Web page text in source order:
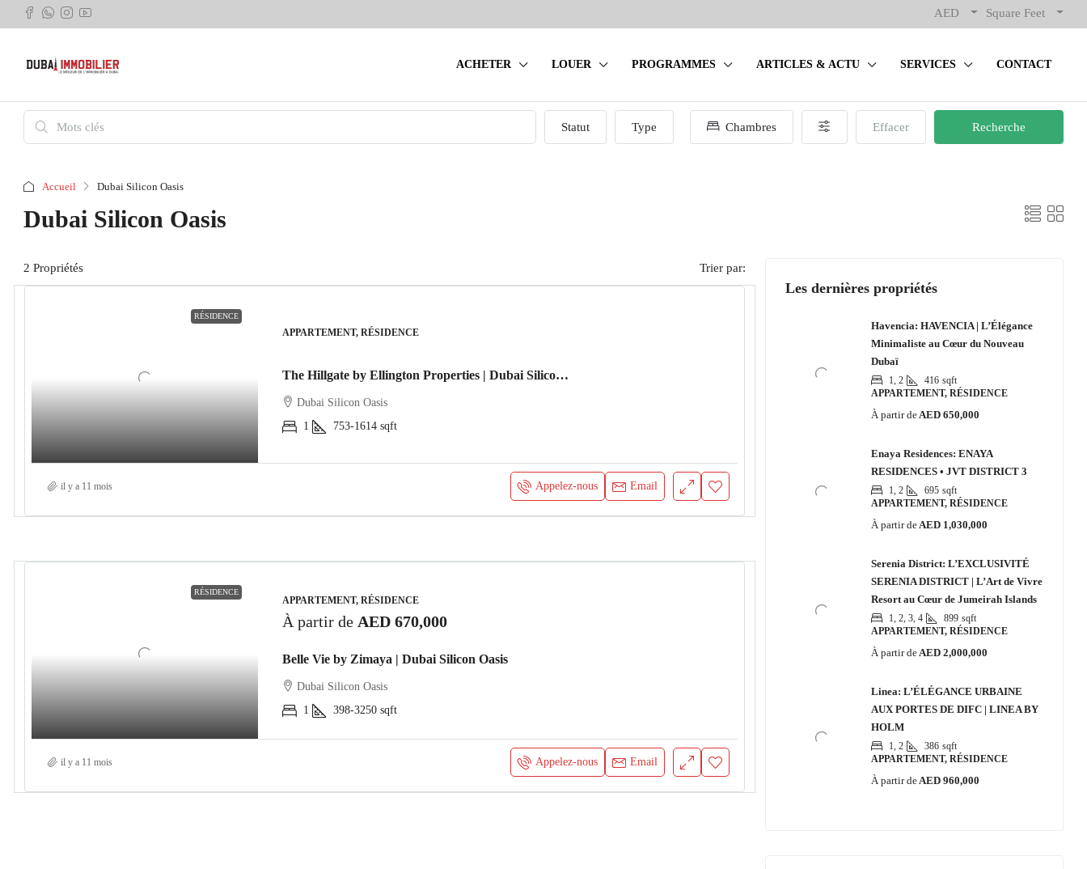
AED Square Feet
ACHETER LOUER PROGRAMMES ARTICLES & ACTU SERVICES CONTACT
Statut Type Chambres Effacer Recherche
Accueil Dubai Silicon Oasis
Dubai Silicon Oasis
2 Propriétés Trier par:
RÉSIDENCE
APPARTEMENT, RÉSIDENCE
The Hillgate by Ellington Properties | Dubai Silicon Oasis
Dubai Silicon Oasis
1
753-1614 sqft
il y a 11 mois Appelez-nous Email
RÉSIDENCE
APPARTEMENT, RÉSIDENCE
À partir de AED 670,000
Belle Vie by Zimaya | Dubai Silicon Oasis
Dubai Silicon Oasis
1
398-3250 sqft
il y a 11 mois Appelez-nous Email
Les dernières propriétés
Havencia: HAVENCIA | L’Élégance
Minimaliste au Cœur du Nouveau
Dubaï
1, 2 416 sqft
APPARTEMENT, RÉSIDENCE
À partir deAED 650,000
Enaya Residences: ENAYA
RESIDENCES • JVT DISTRICT 3
1, 2 695 sqft
APPARTEMENT, RÉSIDENCE
À partir deAED 1,030,000
Serenia District: L’EXCLUSIVITÉ
SERENIA DISTRICT | L’Art de Vivre
Resort au Cœur de Jumeirah Islands
1, 2, 3, 4 899 sqft
APPARTEMENT, RÉSIDENCE
À partir deAED 2,000,000
Linea: L’ÉLÉGANCE URBAINE
AUX PORTES DE DIFC | LINEA BY
HOLM
1, 2 386 sqft
APPARTEMENT, RÉSIDENCE
À partir deAED 960,000